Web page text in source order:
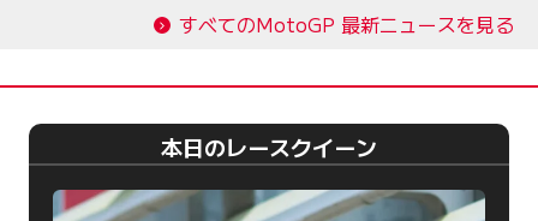
すべてのMotoGP 最新ニュースを見る
本日のレースクイーン